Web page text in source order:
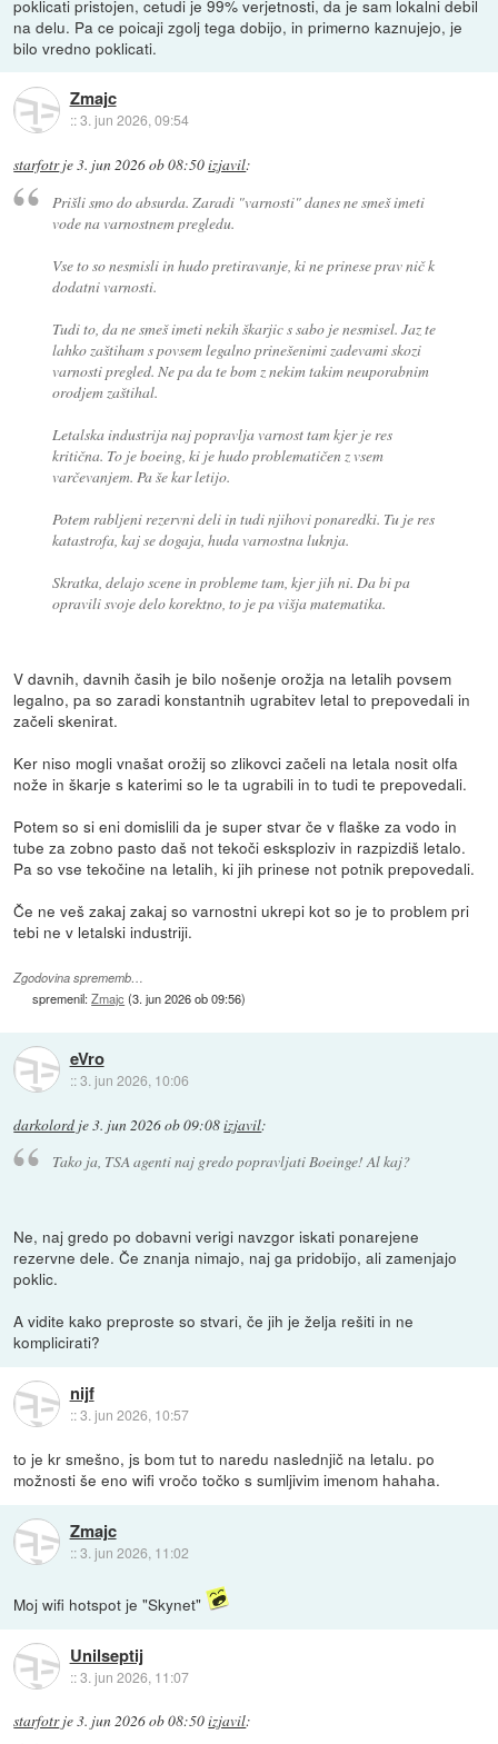
poklicati pristojen, cetudi je 99% verjetnosti, da je sam lokalni debil
na delu. Pa ce poicaji zgolj tega dobijo, in primerno kaznujejo, je
bilo vredno poklicati.
Zmajc
::3. jun 2026, 09:54
starfotrje3. jun 2026 ob 08:50izjavil:
Prišli smo do absurda. Zaradi "varnosti" danes ne smeš imeti
vode na varnostnem pregledu.
Vse to so nesmisli in hudo pretiravanje, ki ne prinese prav nič k
dodatni varnosti.
Tudi to, da ne smeš imeti nekih škarjic s sabo je nesmisel. Jaz te
lahko zaštiham s povsem legalno prinešenimi zadevami skozi
varnosti pregled. Ne pa da te bom z nekim takim neuporabnim
orodjem zaštihal.
Letalska industrija naj popravlja varnost tam kjer je res
kritična. To je boeing, ki je hudo problematičen z vsem
varčevanjem. Pa še kar letijo.
Potem rabljeni rezervni deli in tudi njihovi ponaredki. Tu je res
katastrofa, kaj se dogaja, huda varnostna luknja.
Skratka, delajo scene in probleme tam, kjer jih ni. Da bi pa
opravili svoje delo korektno, to je pa višja matematika.
V davnih, davnih časih je bilo nošenje orožja na letalih povsem
legalno, pa so zaradi konstantnih ugrabitev letal to prepovedali in
začeli skenirat.
Ker niso mogli vnašat orožij so zlikovci začeli na letala nosit olfa
nože in škarje s katerimi so le ta ugrabili in to tudi te prepovedali.
Potem so si eni domislili da je super stvar če v flaške za vodo in
tube za zobno pasto daš not tekoči esksploziv in razpizdiš letalo.
Pa so vse tekočine na letalih, ki jih prinese not potnik prepovedali.
Če ne veš zakaj zakaj so varnostni ukrepi kot so je to problem pri
tebi ne v letalski industriji.
Zgodovina sprememb…
spremenil:Zmajc (3. jun 2026 ob 09:56)
eVro
::3. jun 2026, 10:06
darkolord je3. jun 2026 ob 09:08izjavil:
Tako ja, TSA agenti naj gredo popravljati Boeinge! Al kaj?
Ne, naj gredo po dobavni verigi navzgor iskati ponarejene
rezervne dele. Če znanja nimajo, naj ga pridobijo, ali zamenjajo
poklic.
A vidite kako preproste so stvari, če jih je želja rešiti in ne
komplicirati?
nijf
::3. jun 2026, 10:57
to je kr smešno, js bom tut to naredu naslednjič na letalu. po
možnosti še eno wifi vročo točko s sumljivim imenom hahaha.
Zmajc
::3. jun 2026, 11:02
Moj wifi hotspot je "Skynet"
Unilseptij
::3. jun 2026, 11:07
starfotrje3. jun 2026 ob 08:50izjavil: